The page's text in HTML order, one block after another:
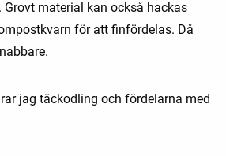
material kan också hackas
för att finfördelas. Då
jag täckodling och fördelarna med